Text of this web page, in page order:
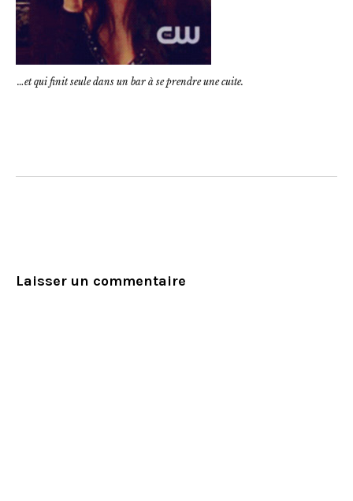
…et qui finit seule dans un bar à se prendre une cuite.
Laisser un commentaire